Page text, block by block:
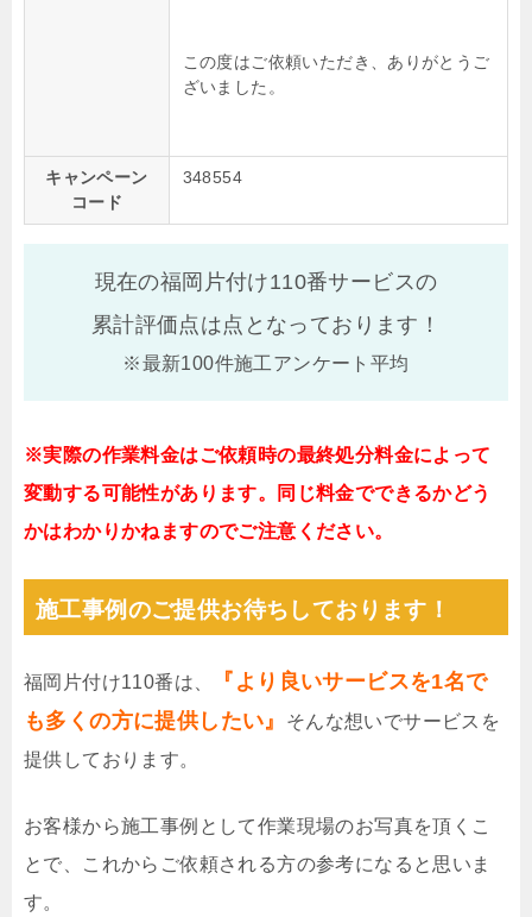
この度はご依頼いただき、ありがとうご
ざいました。
キャンペーン
コード
348554
現在の福岡片付け110番サービスの
累計評価点は点となっております！
※最新100件施工アンケート平均
※実際の作業料金はご依頼時の最終処分料金によって
変動する可能性があります。同じ料金でできるかどう
かはわかりかねますのでご注意ください。
施工事例のご提供お待ちしております！
福岡片付け110番は、
『より良いサービスを1名で
も多くの方に提供したい』
そんな想いでサービスを
提供しております。
お客様から施工事例として作業現場のお写真を頂くこ
とで、これからご依頼される方の参考になると思いま
す。